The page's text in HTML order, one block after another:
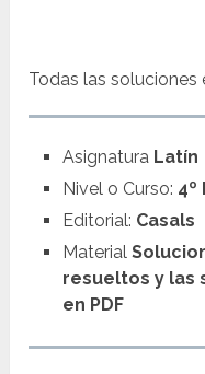
Todas las soluciones
Asignatura Latín
Nivel o Curso: 4º
Editorial: Casals
Material
resueltos y las
en PDF